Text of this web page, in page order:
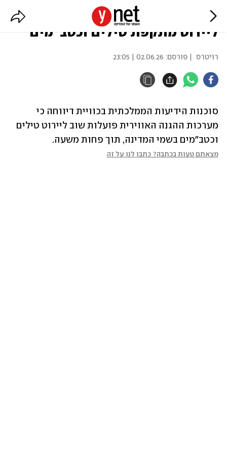
כוויית: מערכות ההגנה פועלות שוב
ליירוט מתקפת טילים וכטב"מים
רויטרס | פורסם: 02.06.26 | 23:05
וכטב"מים בשמי המדינה, תוך פחות משעה.
מצאתם טעות בכתבה? כתבו לנו על זה